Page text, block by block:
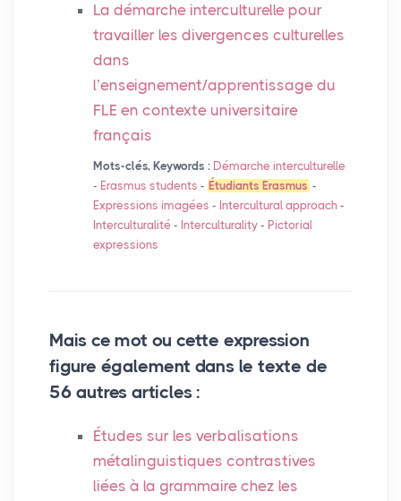
La démarche interculturelle pour
travailler les divergences culturelles
dans
l’enseignement/apprentissage du
FLE en contexte universitaire
français
Mots-clés, Keywords : Démarche interculturelle
- Erasmus students - Étudiants Erasmus -
Expressions imagées - Intercultural approach-
Interculturalité - Interculturality- Pictorial
expressions
Mais ce mot ou cette expression
figure également dans le texte de
56 autres articles :
Études sur les verbalisations
métalinguistiques contrastives
liées à la grammaire chez les